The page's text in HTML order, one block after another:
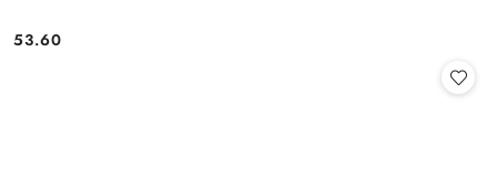
Cena:
53.60